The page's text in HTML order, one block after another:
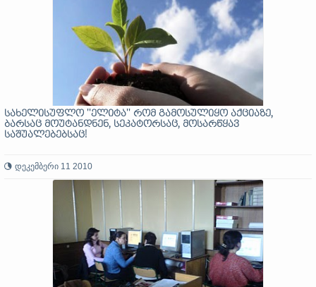
სახელისუფლო ''ელიტა'' რომ გამოსულიყო აქციაზე,
ბარსაც მოუტანდნენ, სეკატორსაც, მოსარწყავ
საშუალებებსაც!
დეკემბერი 11 2010